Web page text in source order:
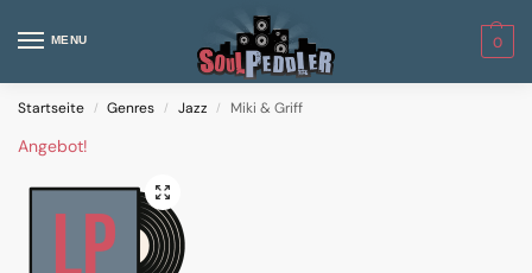
MENU 0
Startseite / Genres / Jazz / Miki & Griff
Angebot!